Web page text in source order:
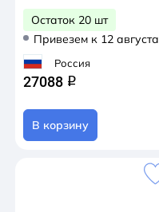
Остаток 20 шт
Привезем к 12 августа
Россия
27088 q
В корзину